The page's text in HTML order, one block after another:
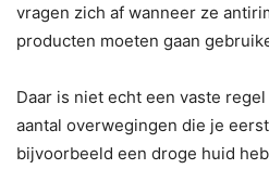
vragen zich af wanneer ze
producten moeten gaan
Daar is niet echt een vaste
aantal overwegingen die je
bijvoorbeeld een droge huid